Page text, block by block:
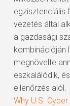
egzisztenciális
vezetés által
a gazdasági
kombinációján
megnövelte
eszkalálódik,
ellenőrzés alól.
Why U.S.